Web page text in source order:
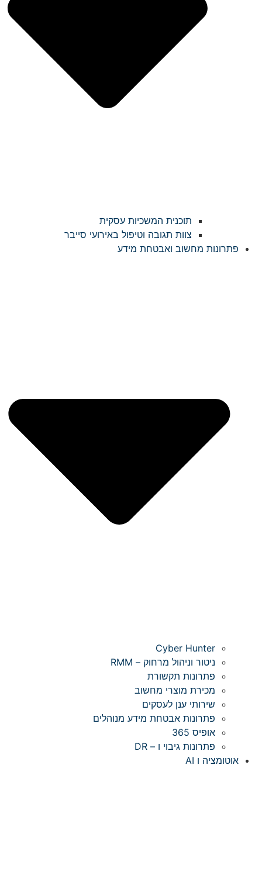
תוכנית המשכיות עסקית
צוות תגובה וטיפול באירועי סייבר
פתרונות מחשוב ואבטחת מידע
Cyber Hunter
ניטור וניהול מרחוק – RMM
פתרונות תקשורת
מכירת מוצרי מחשוב
שירותי ענן לעסקים
פתרונות אבטחת מידע מנוהלים
אופיס 365
פתרונות גיבוי ו – DR
אוטומציה ו AI